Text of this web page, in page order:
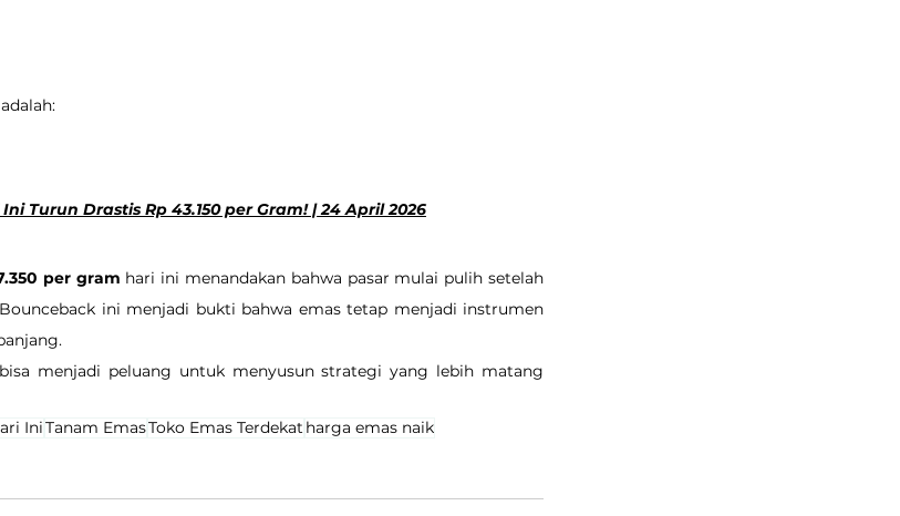
Turun Drastis Rp 43.150 per Gram! | 24 April 2026
per gram hari ini menandakan bahwa pasar mulai pulih setelah
ini menjadi bukti bahwa emas tetap menjadi instrumen
menjadi peluang untuk menyusun strategi yang lebih matang
IniTanam EmasToko Emas Terdekat harga emas naik